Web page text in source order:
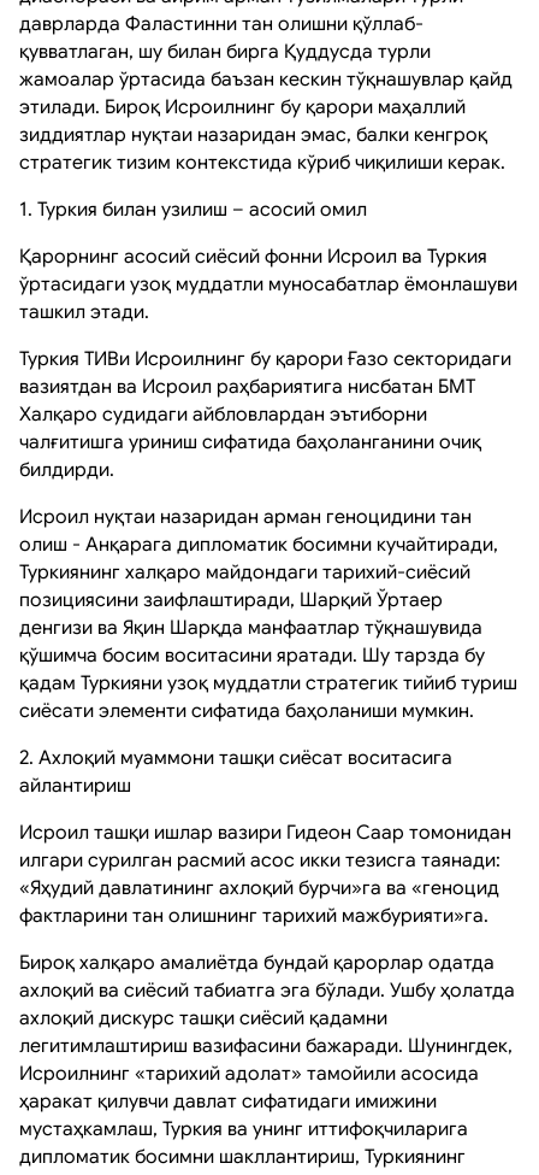
даврларда Фаластинни тан олишни қўллаб-
қувватлаган, шу билан бирга Қуддусда турли
жамоалар ўртасида баъзан кескин тўқнашувлар қайд
этилади. Бироқ Исроилнинг бу қарори маҳаллий
зиддиятлар нуқтаи назаридан эмас, балки кенгроқ
стратегик тизим контекстида кўриб чиқилиши керак.
1. Туркия билан узилиш – асосий омил
Қарорнинг асосий сиёсий фонни Исроил ва Туркия
ўртасидаги узоқ муддатли муносабатлар ёмонлашуви
ташкил этади.
Туркия ТИВи Исроилнинг бу қарори Ғазо секторидаги
вазиятдан ва Исроил раҳбариятига нисбатан БМТ
Халқаро судидаги айбловлардан эътиборни
чалғитишга уриниш сифатида баҳоланганини очиқ
билдирди.
Исроил нуқтаи назаридан арман геноцидини тан
олиш - Анқарага дипломатик босимни кучайтиради,
Туркиянинг халқаро майдондаги тарихий-сиёсий
позициясини заифлаштиради, Шарқий Ўртаер
денгизи ва Яқин Шарқда манфаатлар тўқнашувида
қўшимча босим воситасини яратади. Шу тарзда бу
қадам Туркияни узоқ муддатли стратегик тийиб туриш
сиёсати элементи сифатида баҳоланиши мумкин.
2. Ахлоқий муаммони ташқи сиёсат воситасига
айлантириш
Исроил ташқи ишлар вазири Гидеон Саар томонидан
илгари сурилган расмий асос икки тезисга таянади:
«Яҳудий давлатининг ахлоқий бурчи»га ва «геноцид
фактларини тан олишнинг тарихий мажбурияти»га.
Бироқ халқаро амалиётда бундай қарорлар одатда
ахлоқий ва сиёсий табиатга эга бўлади. Ушбу ҳолатда
ахлоқий дискурс ташқи сиёсий қадамни
легитимлаштириш вазифасини бажаради. Шунингдек,
Исроилнинг «тарихий адолат» тамойили асосида
ҳаракат қилувчи давлат сифатидаги имижини
мустаҳкамлаш, Туркия ва унинг иттифоқчиларига
дипломатик босимни шакллантириш, Туркиянинг